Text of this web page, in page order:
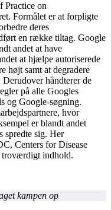
Practice on
Formålet er at forpligte
deres
en række tiltag. Google
andet at have
at hjælpe autoriserede
højt samt at degradere
håndterer de
på alle Googles
og Google-søgning.
hvor
er blandt andet
spredte sig. Her
Centers for Disease
troværdigt indhold.
kampen op